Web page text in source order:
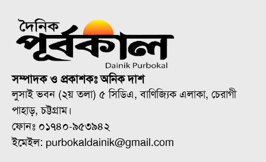
সম্পাদক ও প্রকাশকঃ অনিক দাশ
লুসাই ভবন (২য় তলা) ৫ সিডিএ, বাণিজ্যিক এলাকা, চেরাগী
পাহাড়, চট্টগ্রাম।
ফোনঃ ০১৭৪০-৯৫৩৯৪২
ইমেইল: purbokaldainik@gmail.com